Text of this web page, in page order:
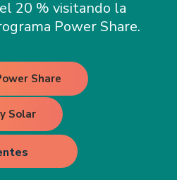
20 % visitando la
Power Share.
Share
Solar